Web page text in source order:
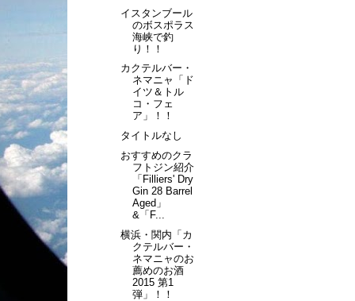
イスタンブール
のボスポラス
海峡で釣
り！！
カクテルバー・
ネマニャ「ド
イツ＆トル
コ・フェ
ア」！！
タイトルなし
おすすめのクラ
フトジン紹介
「Filliers' Dry
Gin 28 Barrel
Aged」
&「F...
横浜・関内「カ
クテルバー・
ネマニャのお
薦めのお酒
2015 第1
弾」！！